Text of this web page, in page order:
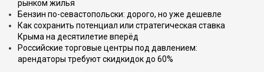
рынком жилья
Бензин по-севастопольски: дорого, но уже дешевле
Как сохранить потенциал или стратегическая ставка
Крыма на десятилетие вперёд
Российские торговые центры под давлением:
арендаторы требуют скидкидок до 60%